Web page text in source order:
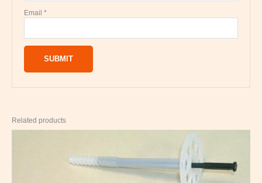
Email *
Related products